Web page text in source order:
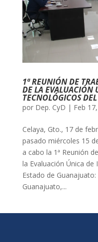
1ª REUNIÓN DE
DE LA EVALUACIÓN
TECNOLÓGICOS
por Dep. CyD | Feb
Celaya, Gto., 17 de
pasado miércoles 15
a cabo la 1ª Reunión
la Evaluación Única
Estado de
Guanajuato,...